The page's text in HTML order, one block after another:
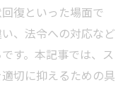
復といった場面で
、法令への対応など
す。本記事では、ス
切に抑えるための具